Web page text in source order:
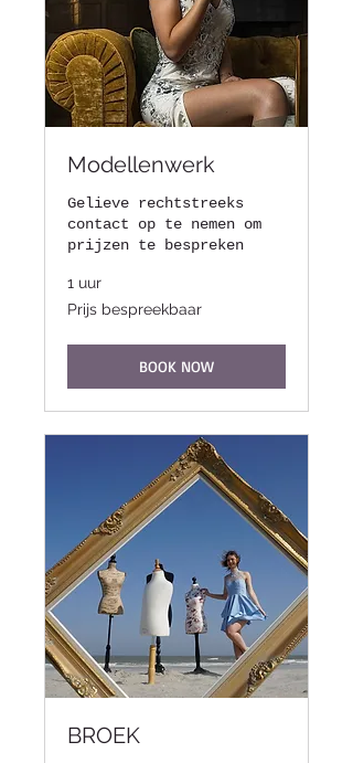
Modellenwerk
Gelieve rechtstreeks
contact op te nemen om
prijzen te bespreken
1 uur
Prijs
bespreekbaar
Prijs bespreekbaar
BOOK NOW
BROEK